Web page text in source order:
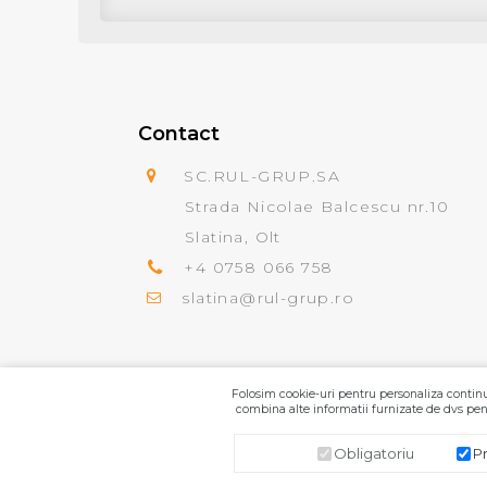
Contact
SC.RUL-GRUP.SA
Strada Nicolae Balcescu nr.10
Slatina, Olt
+4 0758 066 758
slatina@rul-grup.ro
Folosim cookie-uri pentru personaliza
combina alte informatii furnizate de dvs
Obligatoriu